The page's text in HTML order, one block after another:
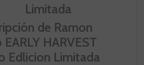
de Ramon
HARVEST
Edlicion Limitada